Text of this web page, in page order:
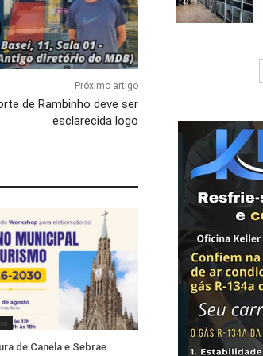
Próximo artigo
de Rambinho deve ser
esclarecida logo
de Canela e Sebrae